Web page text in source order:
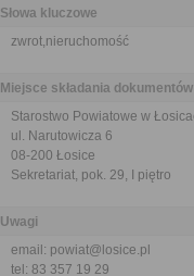
Słowa kluczowe
zwrot,nieruchomość
Miejsce składania dokumentów
Starostwo Powiatowe w
ul. Narutowicza 6
08-200 Łosice
Sekretariat, pok. 29, I piętro
Uwagi
email: powiat@losice.pl
tel: 83 357 19 29